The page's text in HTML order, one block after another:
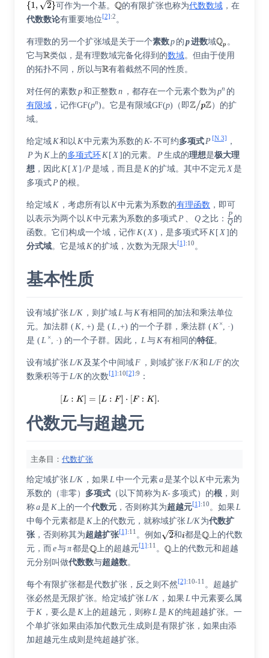
可作为一个基。
的有限扩张也称为代数数域，在
代数数论有重要地位[2] :2 。
有理数的另一个扩张域是关于一个素数p 的 p进数域
。
它与
类似，是有理数域完备化得到的数域。但由于使用
的拓扑不同，所以与
有着截然不同的性质。
对任何的素数 p和正整数 n ，都存在一个元素个数为 pn 的
有限域 ，记作GF(pn) 。它是有限域GF(p) （即
）的扩
域。
给定域 K和以 K中元素为系数的 K-不可约多项式 P [N 3]
，
P 为 K 上的多项式环 K [ X]的元素。 P生成的理想是极大理
想 ，因此 K [ X] /P是域，而且是 K 的扩域。其中不定元 X是
多项式 P 的根。
给定域 K ，考虑所有以 K中元素为系数的有理函数 ，即可
以表示为两个以 K中元素为系数的多项式 P Q 之比： P
/
Q的
函数。它们构成一个域，记作K(X)，是多项式环 K [ X]的
分式域。它是域K 的扩域，次数为无限大 [1] :10。
基本性质
设有域扩张 L/K ，则扩域L 与K有相同的加法和乘法单位
元。加法群 (K , +) 是 (L ,+) 的一个子群，乘法群 (K ×, ·)
是 (L ×, ·) 的一个子群。因此， L 与K有相同的特征。
设有域扩张 L/K 及某个中间域F ，则域扩张 F/K和 L/F 的次
数乘积等于L/K 的次数 [1] :10 [2] :9 ：
代数元与超越元
主条目： 代数扩张
给定域扩张 L/K ，如果 L 中一个元素a是某个以 K中元素为
系数的（非零） 多项式 （以下简称为 K- 多项式）的根 ，则
称a是 K上的一个代数元 ，否则称其为超越元 [1] :10。如果 L
中每个元素都是 K上的代数元，就称域扩张 L/K 为代数扩
张，否则称其为超越扩张 [1] :11。例如 和 都是
上的代数
元，而 e与π都是 上的超越元 [1] :11。
上的代数元和超越
元分别叫做代数数与超越数。
每个有限扩张都是代数扩张，反之则不然 [2] :10-11。超越扩
张必然是无限扩张。给定域扩张 L/K ，如果 L 中元素要么属
于K ，要么是 K上的超越元，则称L 是 K 的纯超越扩张。一
个单扩张如果由添加代数元生成则是有限扩张，如果由添
加超越元生成则是纯超越扩张。